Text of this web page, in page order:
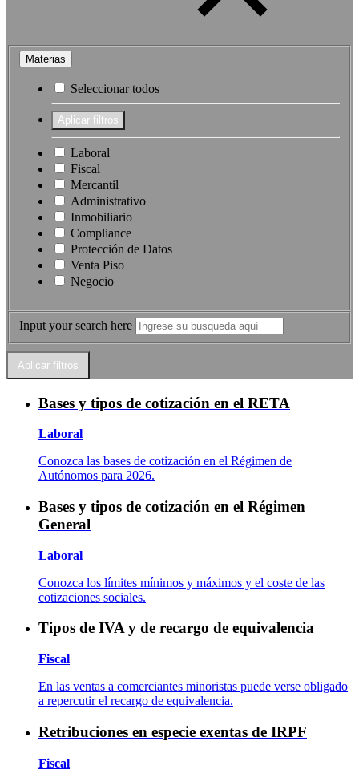
Materias
Seleccionar todos
Laboral
Fiscal
Mercantil
Administrativo
Inmobiliario
Compliance
Protección de Datos
Venta Piso
Negocio
Input your search here
Bases y tipos de cotización en el RETA
Laboral
Conozca las bases de cotización en el Régimen de
Autónomos para 2026.
Bases y tipos de cotización en el Régimen
General
Laboral
Conozca los límites mínimos y máximos y el coste de las
cotizaciones sociales.
Tipos de IVA y de recargo de equivalencia
Fiscal
En las ventas a comerciantes minoristas puede verse obligado
a repercutir el recargo de equivalencia.
Retribuciones en especie exentas de IRPF
Fiscal